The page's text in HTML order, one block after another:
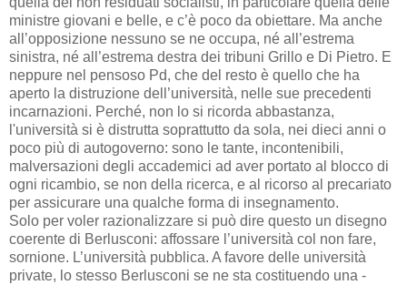
ministre giovani e belle, e c’è poco da obiettare. Ma anche
all’opposizione nessuno se ne occupa, né all’estrema
sinistra, né all’estrema destra dei tribuni Grillo e Di Pietro. E
neppure nel pensoso Pd, che del resto è quello che ha
aperto la distruzione dell’università, nelle sue precedenti
incarnazioni. Perché, non lo si ricorda abbastanza,
l'università si è distrutta soprattutto da sola, nei dieci anni o
poco più di autogoverno: sono le tante, incontenibili,
malversazioni degli accademici ad aver portato al blocco di
ogni ricambio, se non della ricerca, e al ricorso al precariato
per assicurare una qualche forma di insegnamento.
Solo per voler razionalizzare si può dire questo un disegno
coerente di Berlusconi: affossare l’università col non fare,
sornione. L’università pubblica. A favore delle università
private, lo stesso Berlusconi se ne sta costituendo una -